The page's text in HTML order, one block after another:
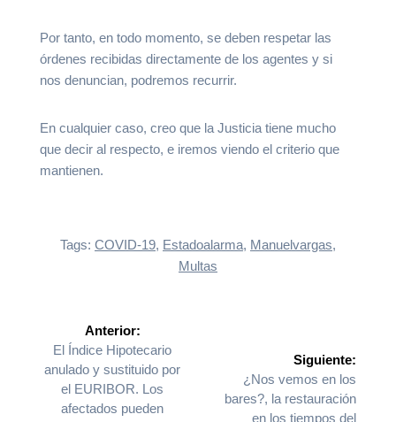
Por tanto, en todo momento, se deben respetar las
órdenes recibidas directamente de los agentes y si
nos denuncian, podremos recurrir.
En cualquier caso, creo que la Justicia tiene mucho
que decir al respecto, e iremos viendo el criterio que
mantienen.
Tags: COVID-19, Estadoalarma, Manuelvargas,
Multas
Navegación
entradas
Anterior:
Entrada
anterior:
El Índice Hipotecario
anulado y sustituido por
el EURIBOR. Los
afectados pueden
Siguiente:
Siguiente
entrada:
¿Nos vemos en los
bares?, la restauración
en los tiempos del